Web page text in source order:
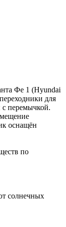
Фе 1 (Hyundai
для
с перемычкой.
оснащён
по
солнечных